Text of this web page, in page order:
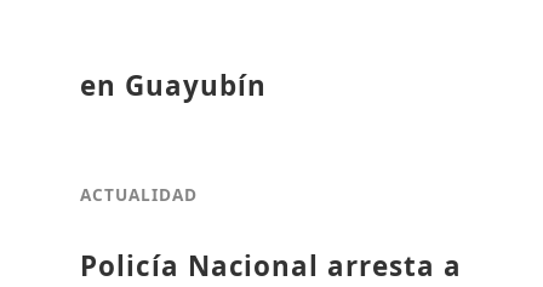
en Guayubín
ACTUALIDAD
Policía Nacional arresta a